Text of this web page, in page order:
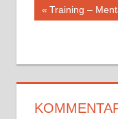
Vorheriger
Training –